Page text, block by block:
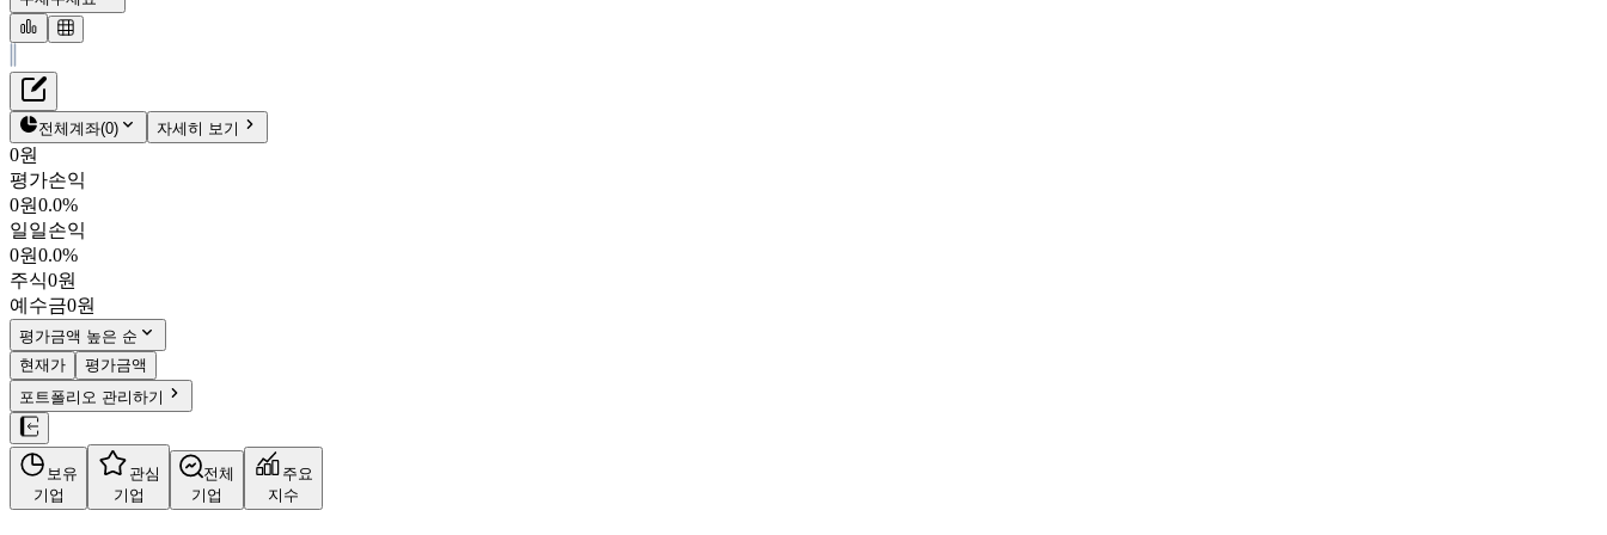
아이큐어
2,170원 0.0
175250
KOSDAQ
시가총액
PBR3.16
PER-
fPER -
배당수익률-
자사주비율0.50%
결산월12월
사업정보
더보기
재무정보
펀더멘탈
밸류에이션
주주환원
주식정보
전체계좌(0) 자세히 보기
0원
평가손익
0원0.0%
일일손익
0원0.0%
주식0원
예수금0원
평가금액 높은 순
현재가
평가금액
포트폴리오 관리하기
보유
기업
관심
기업
전체
기업
주요
지수